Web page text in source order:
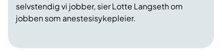
selvstendig vi jobber, sier Lotte Langseth om
jobben som anestesisykepleier.